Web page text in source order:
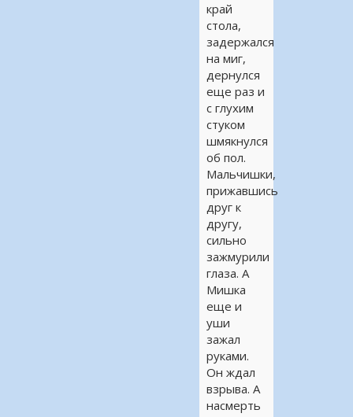
край
стола,
задержался
на миг,
дернулся
еще раз и
с глухим
стуком
шмякнулся
об пол.
Мальчишки,
прижавшись
друг к
другу,
сильно
зажмурили
глаза. А
Мишка
еще и
уши
зажал
руками.
Он ждал
взрыва. А
насмерть